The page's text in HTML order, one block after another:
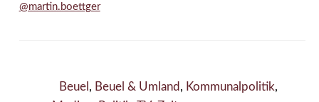
@martin.boettger
Beuel , Beuel & Umland , Kommunalpolitik,